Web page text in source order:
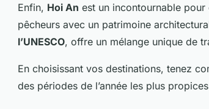
Enfin, Hoi An est un incontournable
pêcheurs avec un patrimoine
l’UNESCO, offre un mélange unique de
En choisissant vos destinations, tenez
des périodes de l’année les plus